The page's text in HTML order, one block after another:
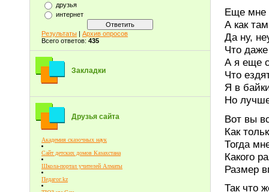
друзья
интернет
Результаты | Архив опросов
Всего ответов: 435
Закладки
Друзья сайта
Академия сказочных наук
Сайт детских домов Казахстана
Школа-портал учителей Алматы
Педагог.kz
Еще мне
А как
Да ну,
Что
А я еще
Что
Я в
Но
Вот вы
Как
Тогда
Какого
Размер
Так что